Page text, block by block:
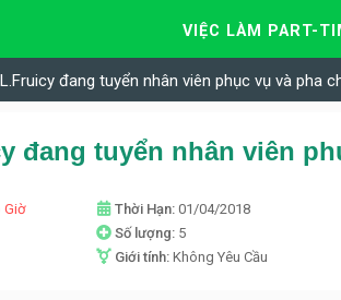
VIỆC LÀM PART-
đang tuyển nhân viên phục vụ và pha
đang tuyển nhân viên
Giờ Thời Hạn: 01/04/2018
Số lượng: 5
Giới tính: Không Yêu Cầu